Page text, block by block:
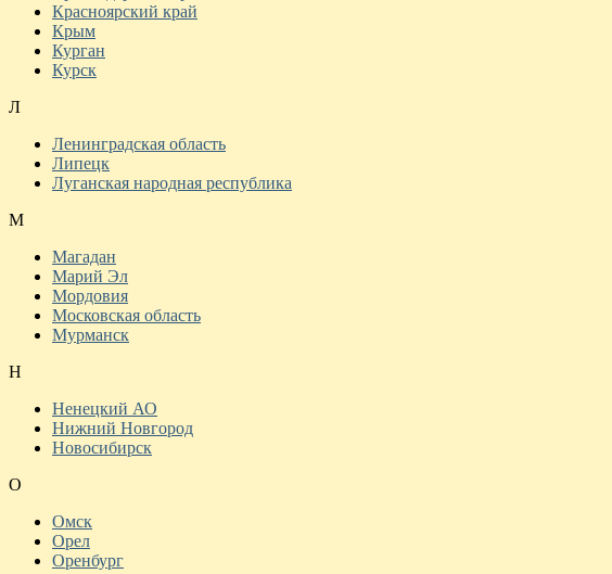
Красноярский край
Крым
Курган
Курск
Л
Ленинградская область
Липецк
Луганская народная республика
М
Магадан
Марий Эл
Мордовия
Московская область
Мурманск
Н
Ненецкий АО
Нижний Новгород
Новосибирск
О
Омск
Орел
Оренбург